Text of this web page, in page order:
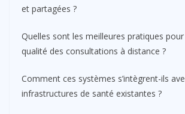
et partagées ?
Quelles sont les meilleures pratiques
qualité des consultations à distance ?
Comment ces systèmes s’intègrent-ils
infrastructures de santé existantes ?